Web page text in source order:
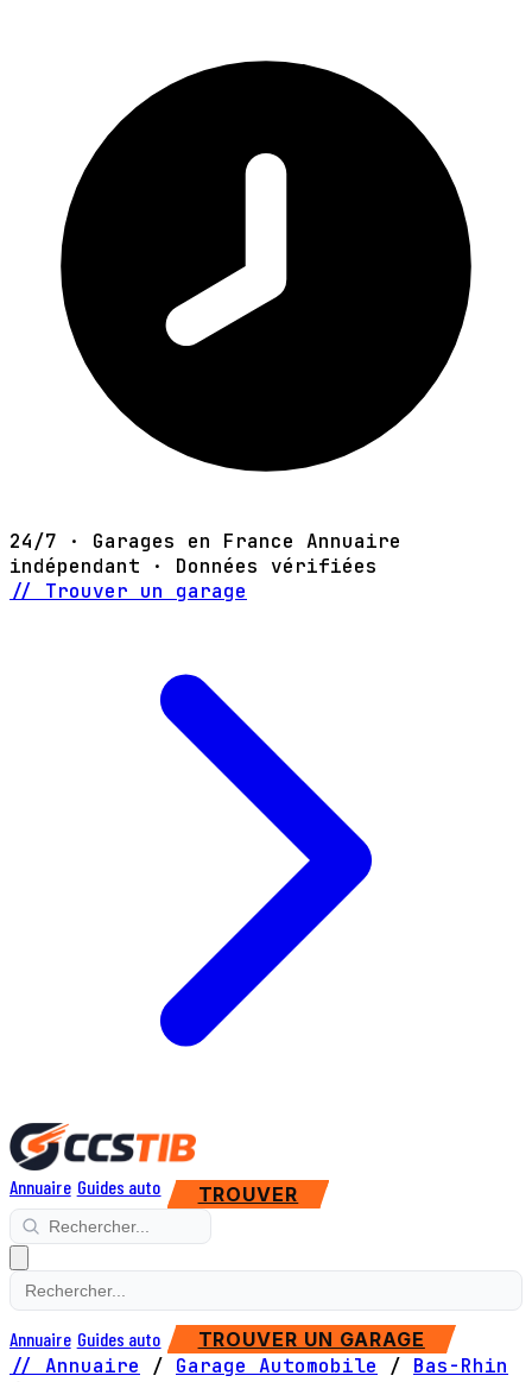
24/7 · Garages en France Annuaire
indépendant · Données vérifiées
// Trouver un garage
Annuaire Guides auto TROUVER
Annuaire Guides auto TROUVER UN GARAGE
// Annuaire / Garage Automobile / Bas-Rhin